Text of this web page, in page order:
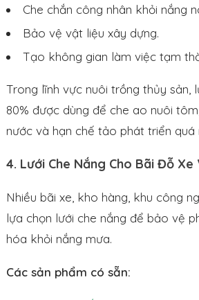
Che chắn công nhân khỏi nắng
Bảo vệ vật liệu xây dựng.
Tạo không gian làm việc tạm
Trong lĩnh vực nuôi trồng thủy sản,
80% được dùng để che ao nuôi
nước và hạn chế tảo phát triển quá
4. Lưới Che Nắng Cho Bãi Đỗ Xe
Nhiều bãi xe, kho hàng, khu công
lựa chọn lưới che nắng để bảo vệ
hóa khỏi nắng mưa.
Các sản phẩm có sẵn: